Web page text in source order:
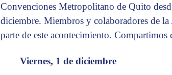
Convenciones Metropolitano de Quito
diciembre. Miembros y colaboradores de
parte de este acontecimiento. Compartimos
Viernes, 1 de diciembre